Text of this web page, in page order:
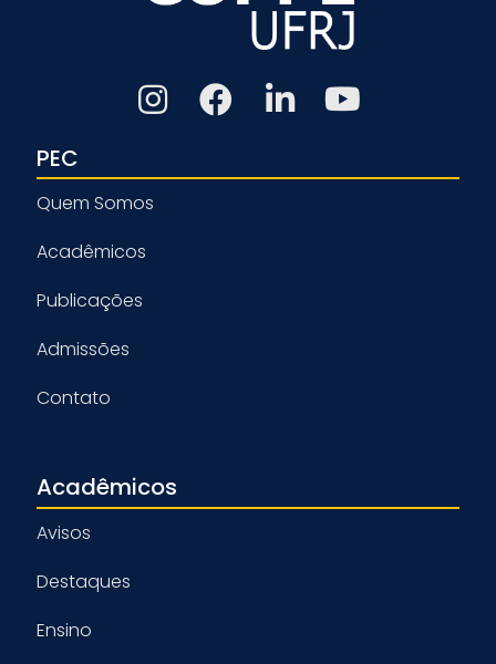
PEC
Quem Somos
Acadêmicos
Publicações
Admissões
Contato
Acadêmicos
Avisos
Destaques
Ensino